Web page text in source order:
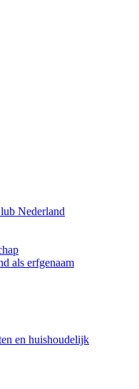
Nederland
als erfgenaam
en huishoudelijk